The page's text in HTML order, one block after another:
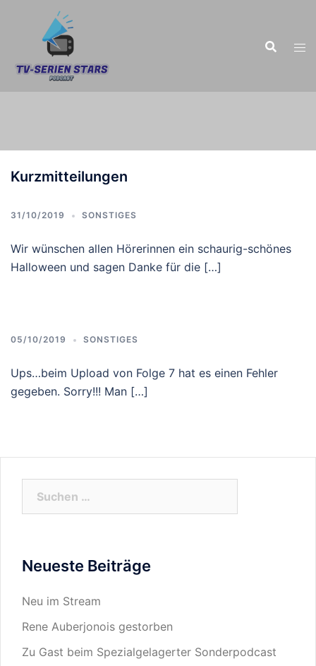
springen
Kurzmitteilungen
31/10/2019 SONSTIGES
Wir wünschen allen Hörerinnen ein schaurig-schönes
Halloween und sagen Danke für die […]
05/10/2019 SONSTIGES
Ups…beim Upload von Folge 7 hat es einen Fehler
gegeben. Sorry!!! Man […]
Neueste Beiträge
Neu im Stream
Rene Auberjonois gestorben
Zu Gast beim Spezialgelagerter Sonderpodcast